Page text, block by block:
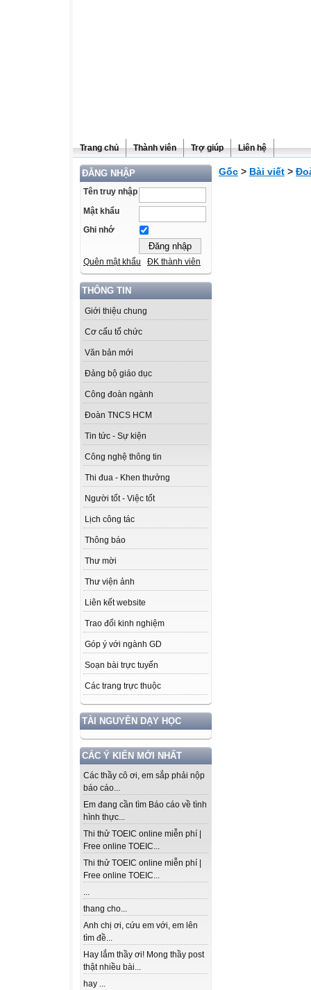
Trang chủ Thành viên Trợ giúp Liên hệ
ĐĂNG NHẬP
Tên truy nhập
Mật khẩu
Ghi nhớ
Quên mật khẩu ĐK thành viên
THÔNG TIN
Giới thiệu chung
Cơ cấu tổ chức
Văn bản mới
Đảng bộ giáo dục
Công đoàn ngành
Đoàn TNCS HCM
Tin tức - Sự kiện
Công nghệ thông tin
Thi đua - Khen thưởng
Người tốt - Việc tốt
Lịch công tác
Thông báo
Thư mời
Thư viện ảnh
Liên kết website
Trao đổi kinh nghiệm
Góp ý với ngành GD
Soạn bài trực tuyến
Các trang trực thuộc
TÀI NGUYÊN DẠY HỌC
CÁC Ý KIẾN MỚI NHẤT
Các thầy cô ơi, em sắp phải nộp
báo cáo...
Em đang cần tìm Báo cáo về tình
hình thực...
Thi thử TOEIC online miễn phí |
Free online TOEIC...
Thi thử TOEIC online miễn phí |
Free online TOEIC...
...
thang cho...
Anh chị ơi, cứu em với, em lên
tìm đề...
Hay lắm thầy ơi! Mong thầy post
thật nhiều bài...
hay ...
Gốc > Bài viết >